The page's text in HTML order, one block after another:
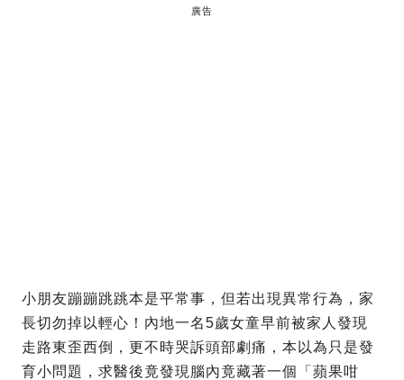
廣告
小朋友蹦蹦跳跳本是平常事，但若出現異常行為，家
長切勿掉以輕心！內地一名5歲女童早前被家人發現
走路東歪西倒，更不時哭訴頭部劇痛，本以為只是發
育小問題，求醫後竟發現腦內竟藏著一個「蘋果咁